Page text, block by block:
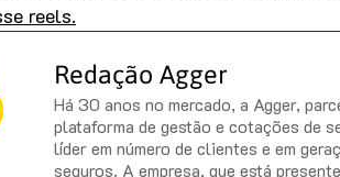
reels.
Redação Agger
Há 30 anos no mercado, a Agger,
plataforma de gestão e cotações de
líder em número de clientes e em
seguros. A empresa, que está